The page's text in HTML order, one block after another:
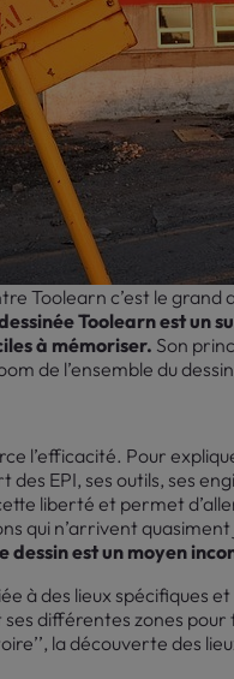
Toolearn c’est le
Toolearn est un
à mémoriser. Son
de l’ensemble du
l’efficacité. Pour
EPI, ses outils, ses
liberté et permet
qui n’arrivent
dessin est un moyen
à des lieux spécifiques
différentes zones
la découverte des